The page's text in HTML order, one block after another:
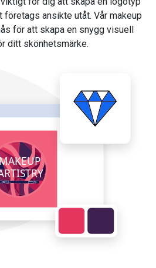
ansikte utåt. Vår makeup
för att skapa en snygg visuell
ditt skönhetsmärke.